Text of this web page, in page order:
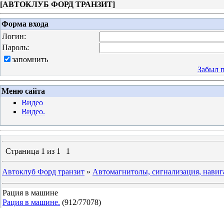
[АВТОКЛУБ ФОРД ТРАНЗИТ]
Форма входа
Логин:
Пароль:
запомнить
Забыл
Меню сайта
Видео
Видео.
Страница 1 из 1 1
Автоклуб Форд транзит » Автомагнитолы, сигнализация,
Рация в машине
Рация в машине. (912/77078)